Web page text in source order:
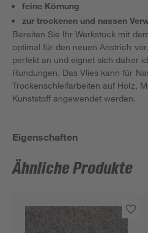
feine Körnung
zur trockenen und nassen
Bereiten Sie Ihr Werkstück mit
optimal für den neuen Anstrich
perfekt an und eignet sich daher
Rundungen. Das Vlies kann für
Trockenschleifarbeiten auf Holz,
Kunststoff angewendet werden.
Eigenschaften
Ähnliche Produkte